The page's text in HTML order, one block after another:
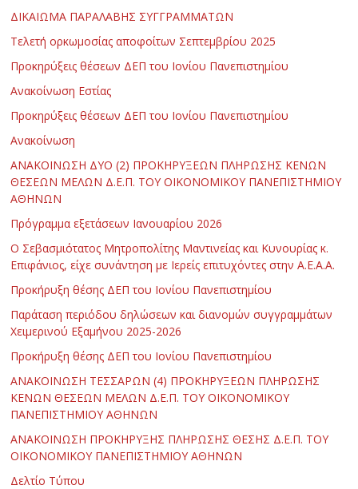
ΔΙΚΑΙΩΜΑ ΠΑΡΑΛΑΒΗΣ ΣΥΓΓΡΑΜΜΑΤΩΝ
Τελετή ορκωμοσίας αποφοίτων Σεπτεμβρίου 2025
Προκηρύξεις θέσεων ΔΕΠ του Ιονίου Πανεπιστημίου
Ανακοίνωση Εστίας
Προκηρύξεις θέσεων ΔΕΠ του Ιονίου Πανεπιστημίου
Ανακοίνωση
ΑΝΑΚΟΙΝΩΣΗ ΔΥΟ (2) ΠΡΟΚΗΡΥΞΕΩΝ ΠΛΗΡΩΣΗΣ ΚΕΝΩΝ
ΘΕΣΕΩΝ ΜΕΛΩΝ Δ.Ε.Π. ΤΟΥ ΟΙΚΟΝΟΜΙΚΟΥ ΠΑΝΕΠΙΣΤΗΜΙΟΥ
ΑΘΗΝΩΝ
Πρόγραμμα εξετάσεων Ιανουαρίου 2026
Ο Σεβασμιότατος Μητροπολίτης Μαντινείας και Κυνουρίας κ.
Επιφάνιος, είχε συνάντηση με Ιερείς επιτυχόντες στην Α.Ε.Α.Α.
Προκήρυξη θέσης ΔΕΠ του Ιονίου Πανεπιστημίου
Παράταση περιόδου δηλώσεων και διανομών συγγραμμάτων
Χειμερινού Εξαμήνου 2025-2026
Προκήρυξη θέσης ΔΕΠ του Ιονίου Πανεπιστημίου
ΑΝΑΚΟΙΝΩΣΗ ΤΕΣΣΑΡΩΝ (4) ΠΡΟΚΗΡΥΞΕΩΝ ΠΛΗΡΩΣΗΣ
ΚΕΝΩΝ ΘΕΣΕΩΝ ΜΕΛΩΝ Δ.Ε.Π. ΤΟΥ ΟΙΚΟΝΟΜΙΚΟΥ
ΠΑΝΕΠΙΣΤΗΜΙΟΥ ΑΘΗΝΩΝ
ΑΝΑΚΟΙΝΩΣΗ ΠΡΟΚΗΡΥΞΗΣ ΠΛΗΡΩΣΗΣ ΘΕΣΗΣ Δ.Ε.Π. ΤΟΥ
ΟΙΚΟΝΟΜΙΚΟΥ ΠΑΝΕΠΙΣΤΗΜΙΟΥ ΑΘΗΝΩΝ
Δελτίο Τύπου